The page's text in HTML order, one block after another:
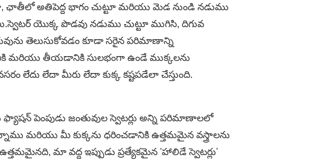
ఛాతీలో అతిపెద్ద భాగం చుట్టూ మరియు మెడ నుండి నడుము
యొక్క పొడవు నడుము చుట్టూ ముగిసి, దిగువ
తెలుసుకోవడం కూడా సరైన పరిమాణాన్ని
మరియు తీయడానికి సులభంగా ఉండే ముక్కలను
లేదు లేదా మీరు లేదా కుక్క కష్టపడేలా చేస్తుంది.
ఫ్యాషన్ పెంపుడు జంతువుల స్వెటర్లు అన్ని పరిమాణాలలో
మరియు మీ కుక్కను ధరించడానికి ఉత్తమమైన వస్త్రాలను
మా వద్ద ఇప్పుడు ప్రత్యేకమైన 'హాలిడే స్వెటర్లు'